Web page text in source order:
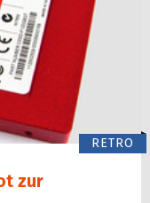
RETRO
zur